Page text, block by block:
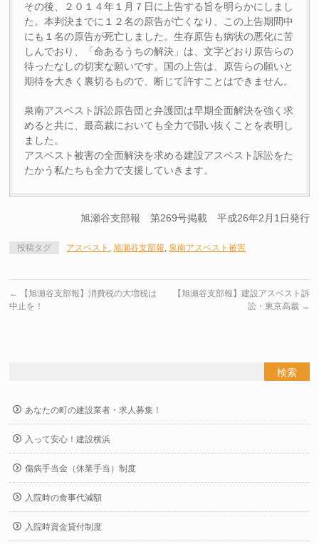
その後、２０１４年１月７日に上告する旨を明らかにしまし
た。本判決までに１２名の原告が亡くなり、この上告期間中
にも１名の原告が死亡しました。生存原告も病状の悪化に苦
しんでおり、「命あるうちの解決」は、文字どおり原告らの
待ったなしの切実な願いです。国の上告は、原告らの願いと
期待を大きく裏切るもので、断じて許すことはできません。
泉南アスベスト訴訟原告団と弁護団は早期全面解決を強く求
めると共に、最高裁においても全力で闘い抜くことを表明し
ました。
アスベスト被害の全面解決を求める建設アスベスト訴訟をた
たかう私たちも全力で支援していきます。
旭瀬谷支部報 第269号掲載 平成26年2月1日発行
投稿タグ アスベスト ,旭瀬谷支部報, 泉南アスベスト被害
←
【旭瀬谷支部報】消費税の大増税は
中止を！
【旭瀬谷支部報】建設アスベスト訴
訟・東京高裁 →
あなたの町の建設業者・求人募集！
入って安心！建設横浜
傷病手当金（休業手当）制度
入院時の食事代減額
入院時資金貸付制度